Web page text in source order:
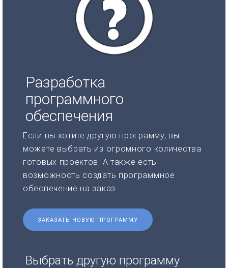
Разработка
программного
обеспечения
Если вы хотите другую программу, вы
можете выбрать из огромного количества
готовых проектов. А также есть
возможность создать программное
обеспечение на заказ.
ЗАКАЗАТЬ НОВУЮ ПРОГРАММУ
Выбрать другую программу